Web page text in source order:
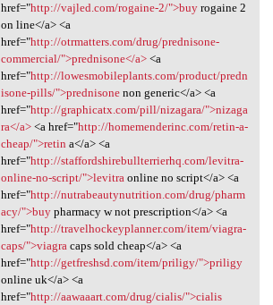
href="http://vajled.com/rogaine-2/">buyrogaine 2
on line</a> <a
href="http://otrmatters.com/drug/prednisone-
commercial/">prednisone</a><a
href="http://lowesmobileplants.com/product/predn
isone-pills/">prednisonenon generic</a> <a
href="http://graphicatx.com/pill/nizagara/">nizaga
ra</a><a href="http://homemenderinc.com/retin-a-
cheap/">retin a</a> <a
href="http://staffordshirebullterrierhq.com/levitra-
online-no-script/">levitraonline no script</a> <a
href="http://nutrabeautynutrition.com/drug/pharm
acy/">buypharmacy w not prescription</a> <a
href="http://travelhockeyplanner.com/item/viagra-
caps/">viagracaps sold cheap</a> <a
href="http://getfreshsd.com/item/priligy/">priligy
online uk</a> <a
href="http://aawaaart.com/drug/cialis/">cialis